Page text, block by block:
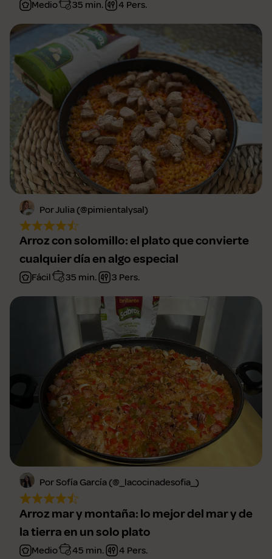
Medio 35 min. 4 Pers.
Por Julia (@pimientalysal)
Arroz con solomillo: el plato que convierte
cualquier día en algo especial
Fácil 35 min. 3 Pers.
Por Sofía García (@_lacocinadesofia_)
Arroz mar y montaña: lo mejor del mar y de
la tierra en un solo plato
Medio 45 min. 4 Pers.